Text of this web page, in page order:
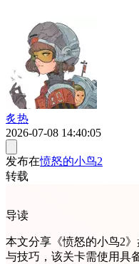
炙热
2026-07-08 14:40:05
发布在愤怒的小鸟2
转载
导读
本文分享《愤怒的小鸟2
与技巧，该关卡需使用具